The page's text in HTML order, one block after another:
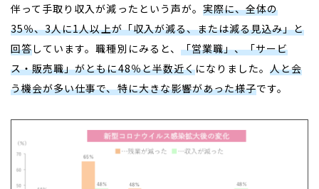
伴って手取り収入が減ったという声が。 実際に、全体の
35％、3人に1人以上が「収入が減る、または減る見込み」と
回答しています。職種別にみると、 「営業職」、「サービ
ス・販売職」がともに48％と半数近くになりました。人と会
う機会が多い仕事で、特に大きな影響があった様子です。